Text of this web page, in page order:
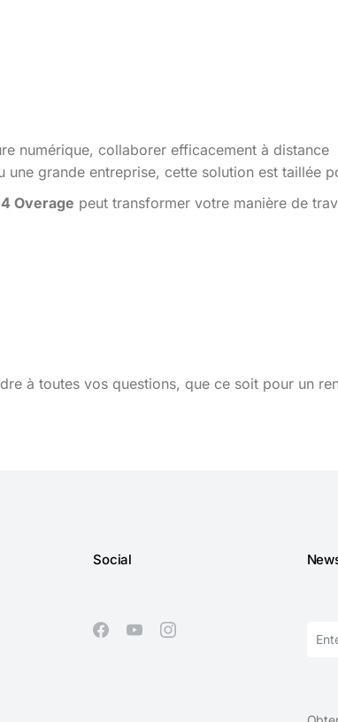
numérique, collaborer efficacement à distance
grande entreprise, cette solution est taillée
Overage peut transformer votre manière de
à toutes vos questions, que ce soit pour un
Social